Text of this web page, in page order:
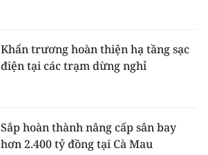
Khẩn trương hoàn thiện hạ tầng sạc
điện tại các trạm dừng nghỉ
Sắp hoàn thành nâng cấp sân bay
hơn 2.400 tỷ đồng tại Cà Mau